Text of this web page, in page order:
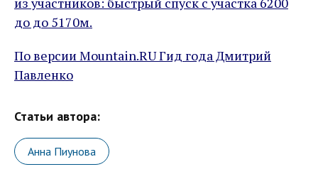
до до 5170м.
По версии Mountain.RU Гид года Дмитрий
Павленко
Статьи автора:
Анна Пиунова